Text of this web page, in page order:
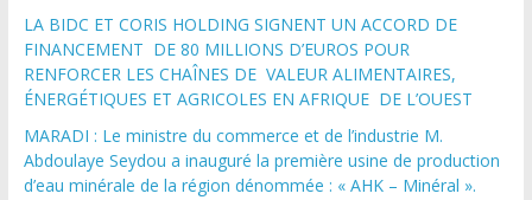
LA BIDC ET CORIS HOLDING SIGNENT UN ACCORD DE
FINANCEMENT DE 80 MILLIONS D’EUROS POUR
RENFORCER LES CHAÎNES DE VALEUR ALIMENTAIRES,
ÉNERGÉTIQUES ET AGRICOLES EN AFRIQUE DE L’OUEST
MARADI : Le ministre du commerce et de l’industrie M.
Abdoulaye Seydou a inauguré la première usine de production
d’eau minérale de la région dénommée : « AHK – Minéral ».